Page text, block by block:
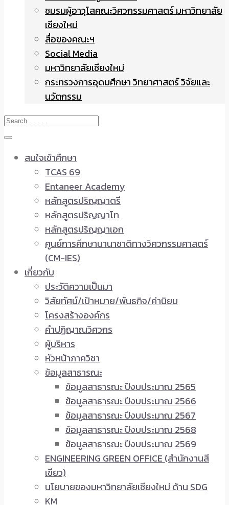
ชมรมผู้อาวุโสคณะวิศวกรรมศาสตร์ มหาวิทยาลัย
เชียงใหม่
สื่อของคณะฯ
Social Media
มหาวิทยาลัยเชียงใหม่
กระทรวงการอุดมศึกษา วิทยาศาสตร์ วิจัยและ
นวัตกรรม
สนใจเข้าศึกษา
TCAS 69
Entaneer Academy
หลักสูตรปริญญาตรี
หลักสูตรปริญญาโท
หลักสูตรปริญญาเอก
ศูนย์การศึกษานานาชาติทางวิศวกรรมศาสตร์
(CM-IES)
เกี่ยวกับ
ประวัติความเป็นมา
วิสัยทัศน์/เป้าหมาย/พันธกิจ/ค่านิยม
โครงสร้างองค์กร
คำปฏิญาณวิศวกร
ผู้บริหาร
หัวหน้าภาควิชา
ข้อมูลสาธารณะ
ข้อมูลสาธารณะ ปีงบประมาณ 2565
ข้อมูลสาธารณะ ปีงบประมาณ 2566
ข้อมูลสาธารณะ ปีงบประมาณ 2567
ข้อมูลสาธารณะ ปีงบประมาณ 2568
ข้อมูลสาธารณะ ปีงบประมาณ 2569
ENGINEERING GREEN OFFICE (สำนักงานสี
เขียว)
นโยบายของมหาวิทยาลัยเชียงใหม่ ด้าน SDG
KM